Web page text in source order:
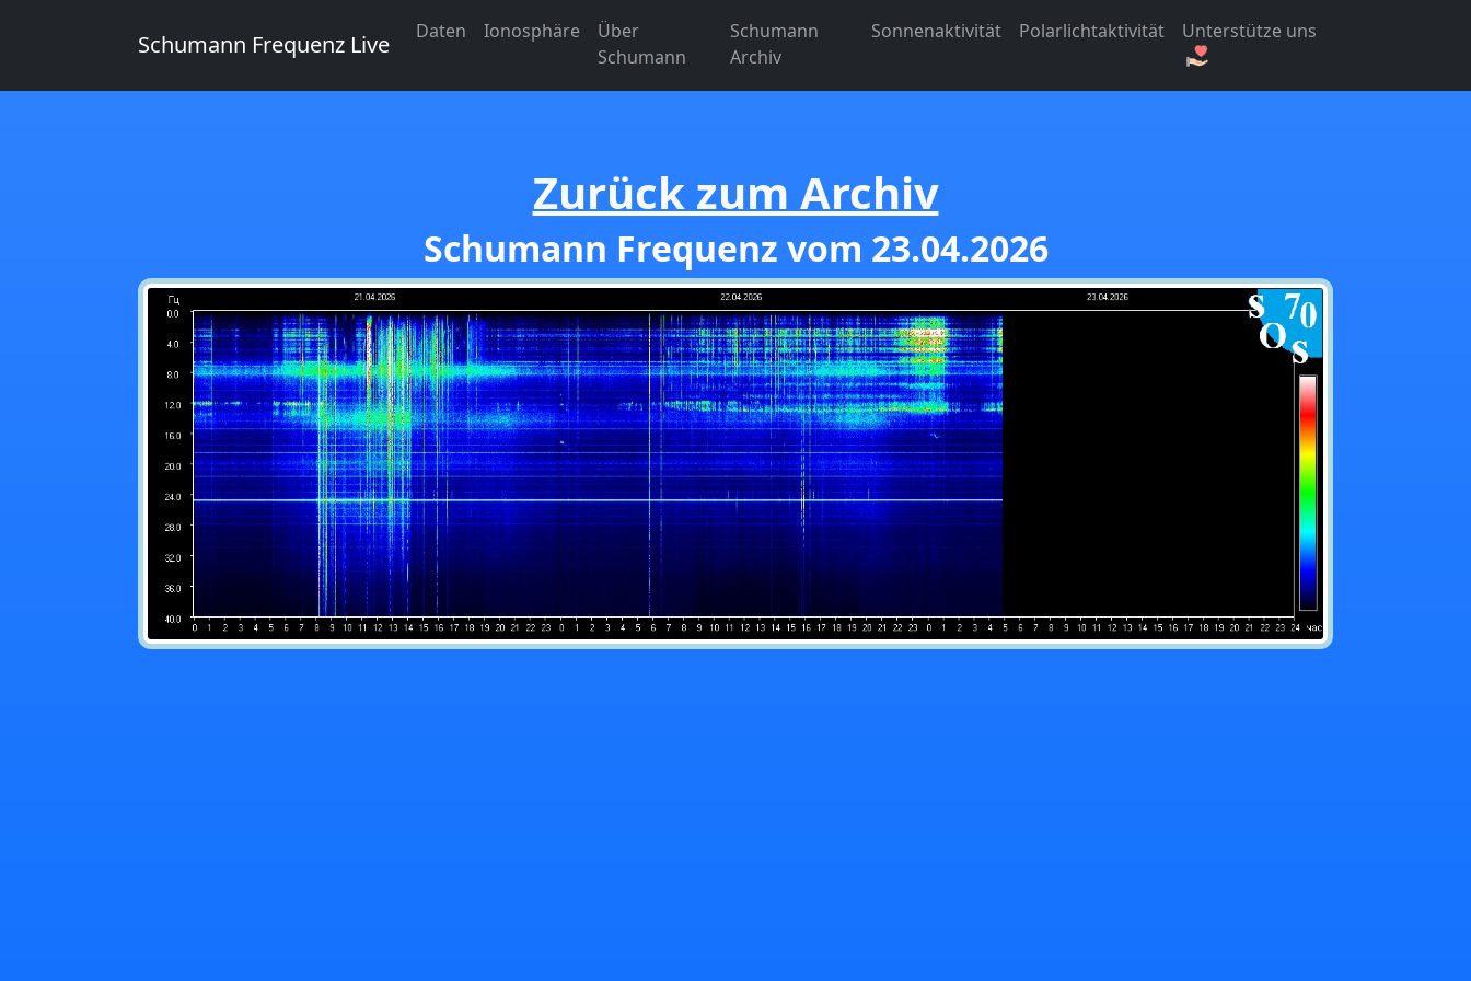
Schumann Frequenz Live Daten Ionosphäre
Über
Schumann
Schumann
Archiv
Sonnenaktivität Polarlichtaktivität Unterstütze uns
Zurück zum Archiv
Schumann Frequenz vom 23.04.2026